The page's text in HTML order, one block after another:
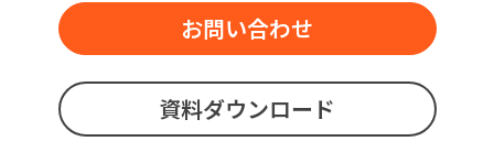
お問い合わせ
資料ダウンロード